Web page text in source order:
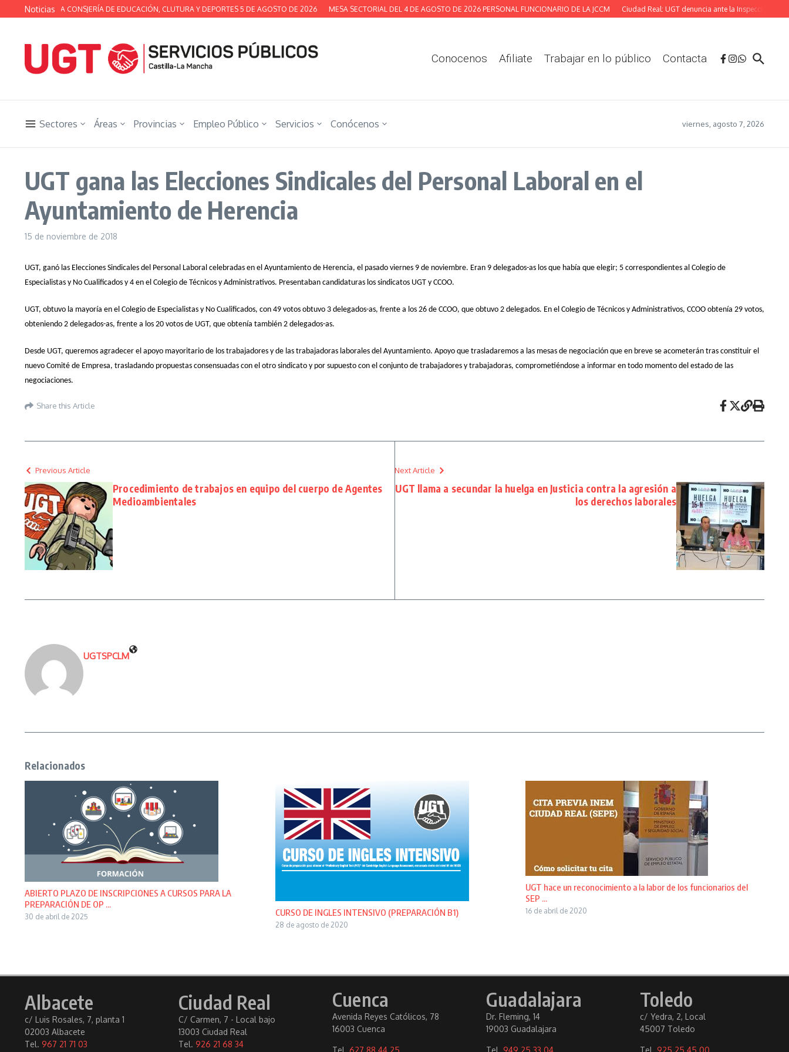
Saltar al contenido
Noticias
TÉCNICA DE LA CONSJERÍA DE EDUCACIÓN, CLUTURA Y DEPORTES 5 DE AGOSTO DE 2026 MESA SECTORIAL DEL 4 DE AGOSTO DE 2026 PERSONAL FUNCIONARIO DE LA JCCM Ciudad Real: UGT denuncia ante la Inspección las
Conocenos Afiliate Trabajar en lo público Contacta
Sectores Áreas Provincias Empleo Público Servicios Conócenos viernes, agosto 7, 2026
UGT gana las Elecciones Sindicales del Personal Laboral en el
Ayuntamiento de Herencia
15 de noviembre de 2018
UGT, ganó las Elecciones Sindicales del Personal Laboral celebradas en el Ayuntamiento de Herencia, el pasado viernes 9 de noviembre. Eran 9 delegados-as los que había que elegir; 5 correspondientes al Colegio de
Especialistas y No Cualificados y 4 en el Colegio de Técnicos y Administrativos. Presentaban candidaturas los sindicatos UGT y CCOO.
UGT, obtuvo la mayoría en el Colegio de Especialistas y No Cualificados, con 49 votos obtuvo 3 delegados-as, frente a los 26 de CCOO, que obtuvo 2 delegados. En el Colegio de Técnicos y Administrativos, CCOO obtenía 29 votos,
obteniendo 2 delegados-as, frente a los 20 votos de UGT, que obtenía también 2 delegados-as.
Desde UGT, queremos agradecer el apoyo mayoritario de los trabajadores y de las trabajadoras laborales del Ayuntamiento. Apoyo que trasladaremos a las mesas de negociación que en breve se acometerán tras constituir el
nuevo Comité de Empresa, trasladando propuestas consensuadas con el otro sindicato y por supuesto con el conjunto de trabajadores y trabajadoras, comprometiéndose a informar en todo momento del estado de las
negociaciones.
Share this Article
Previous Article
Procedimiento de trabajos en equipo del cuerpo de Agentes
Medioambientales
Next Article
UGT llama a secundar la huelga en Justicia contra la agresión a
los derechos laborales
UGTSPCLM
Relacionados
ABIERTO PLAZO DE INSCRIPCIONES A CURSOS PARA LA
PREPARACIÓN DE OP ...
30 de abril de 2025 CURSO DE INGLES INTENSIVO (PREPARACIÓN B1)
28 de agosto de 2020
UGT hace un reconocimiento a la labor de los funcionarios del
SEP ...
16 de abril de 2020
Albacete
c/ Luis Rosales, 7, planta 1
02003 Albacete
Tel. 967 21 71 03
Ciudad Real
C/ Carmen, 7 - Local bajo
13003 Ciudad Real
Tel. 926 21 68 34
Cuenca
Avenida Reyes Católicos, 78
16003 Cuenca
Guadalajara
Dr. Fleming, 14
19003 Guadalajara
Toledo
c/ Yedra, 2, Local
45007 Toledo